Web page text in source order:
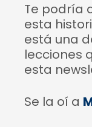
Te podría
esta
está una
lecciones
esta
Se la oí a